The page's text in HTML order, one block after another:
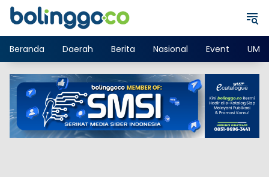
Langsung
Beranda
Daerah Berita Nasional Event